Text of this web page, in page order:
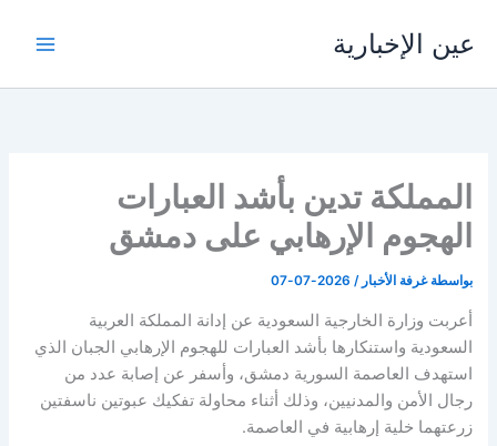
المحتوى
عين الإخبارية
المملكة تدين بأشد العبارات
الهجوم الإرهابي على دمشق
بواسطة غرفة الأخبار/
2026-07-07
أعربت وزارة الخارجية السعودية عن إدانة المملكة العربية
السعودية واستنكارها بأشد العبارات للهجوم الإرهابي الجبان الذي
استهدف العاصمة السورية دمشق، وأسفر عن إصابة عدد من
رجال الأمن والمدنيين، وذلك أثناء محاولة تفكيك عبوتين ناسفتين
زرعتهما خلية إرهابية في العاصمة.